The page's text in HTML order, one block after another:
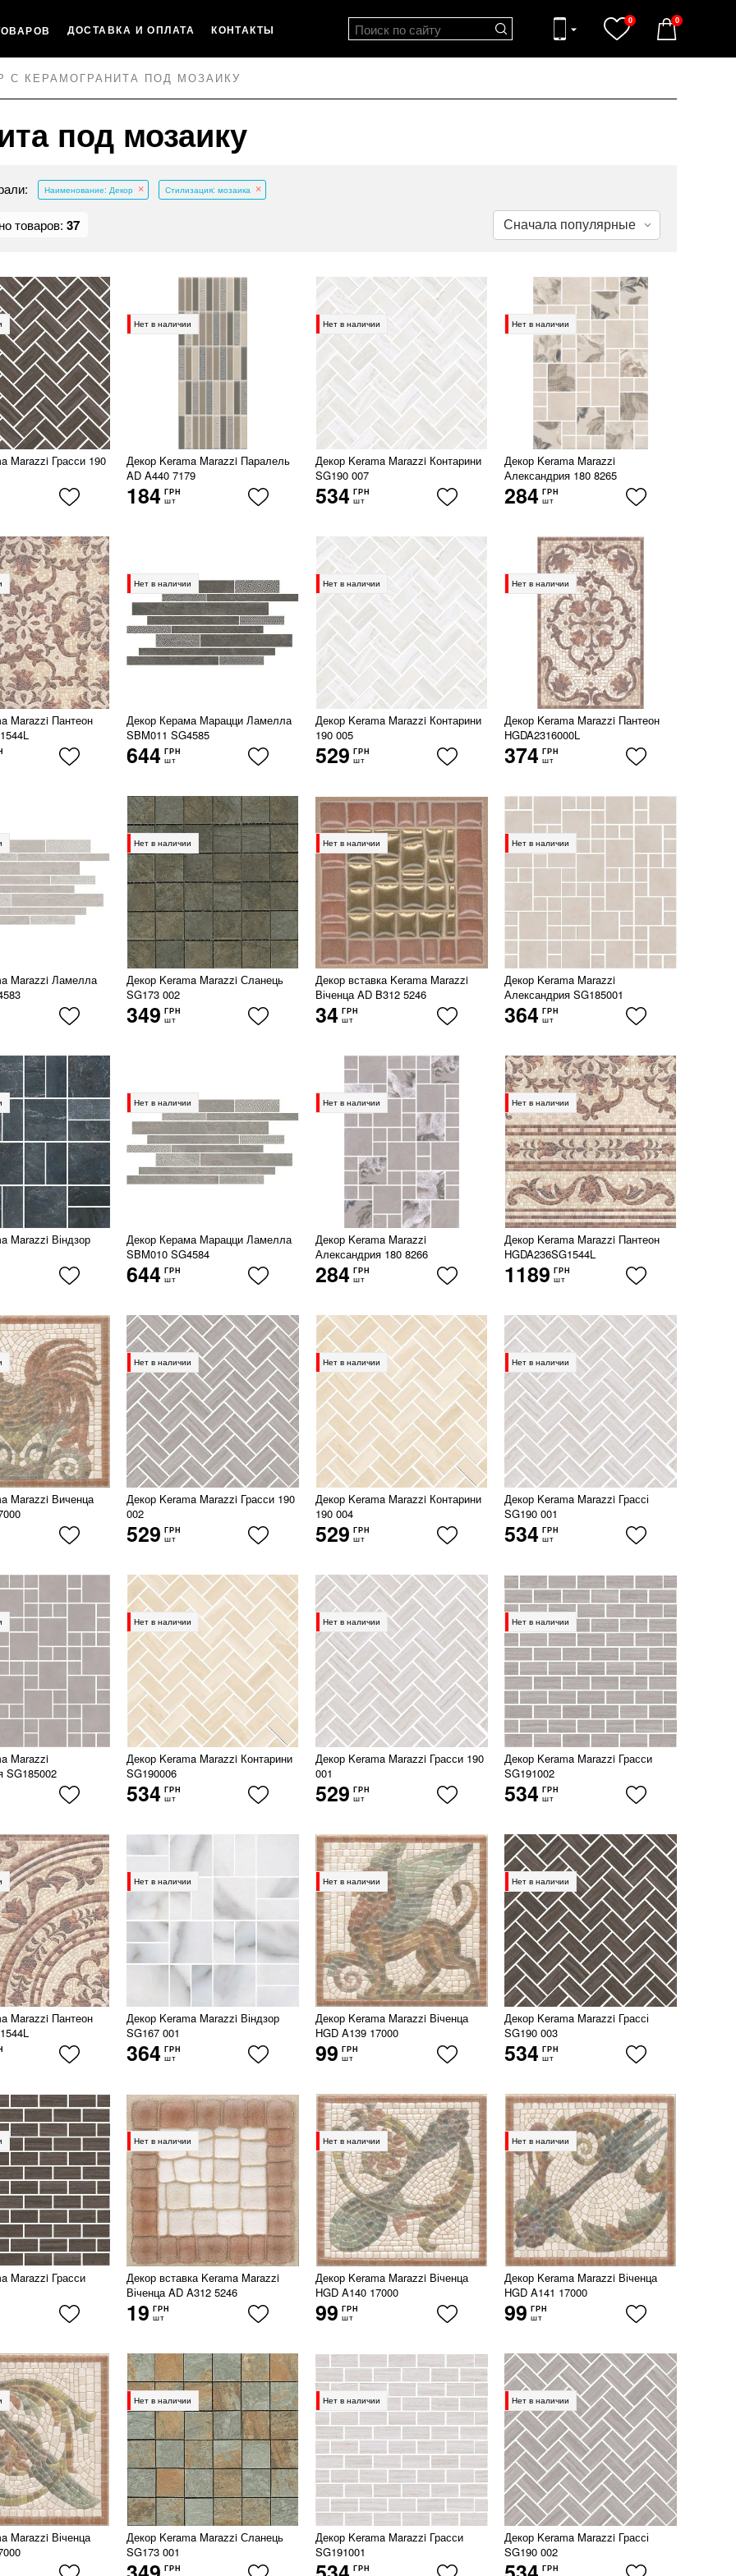
ДОСТАВКА И ОПЛАТА КОНТАКТЫ
0 0
С КЕРАМОГРАНИТА ПОД МОЗАИКУ
под мозаику
Наименование: Декор Стилизация: мозаика
товаров: 37
Marazzi Грасси 190
Нет в наличии
Декор Kerama Marazzi Паралель
AD A440 7179
184 ГРН
шт
Нет в наличии
Декор Kerama Marazzi Контарини
SG190 007
534 ГРН
шт
Нет в наличии
Декор Kerama Marazzi
Александрия 180 8265
284 ГРН
шт
Marazzi Пантеон
Нет в наличии
Декор Керама Марацци Ламелла
SBM011 SG4585
644 ГРН
шт
Нет в наличии
Декор Kerama Marazzi Контарини
190 005
529 ГРН
шт
Нет в наличии
Декор Kerama Marazzi Пантеон
HGDA2316000L
374 ГРН
шт
Marazzi Ламелла
Нет в наличии
Декор Kerama Marazzi Сланець
SG173 002
349 ГРН
шт
Нет в наличии
Декор вставка Kerama Marazzi
Віченца AD B312 5246
34 ГРН
шт
Нет в наличии
Декор Kerama Marazzi
Александрия SG185001
364 ГРН
шт
Marazzi Віндзор
Нет в наличии
Декор Керама Марацци Ламелла
SBM010 SG4584
644 ГРН
шт
Нет в наличии
Декор Kerama Marazzi
Александрия 180 8266
284 ГРН
шт
Нет в наличии
Декор Kerama Marazzi Пантеон
HGDA236SG1544L
1189 ГРН
шт
Marazzi Виченца
Нет в наличии
Декор Kerama Marazzi Грасси 190
002
529 ГРН
шт
Нет в наличии
Декор Kerama Marazzi Контарини
190 004
529 ГРН
шт
Нет в наличии
Декор Kerama Marazzi Грассі
SG190 001
534 ГРН
шт
Marazzi
SG185002
Нет в наличии
Декор Kerama Marazzi Контарини
SG190006
534 ГРН
шт
Нет в наличии
Декор Kerama Marazzi Грасси 190
001
529 ГРН
шт
Нет в наличии
Декор Kerama Marazzi Грасси
SG191002
534 ГРН
шт
Marazzi Пантеон
Нет в наличии
Декор Kerama Marazzi Віндзор
SG167 001
364 ГРН
шт
Нет в наличии
Декор Kerama Marazzi Віченца
HGD A139 17000
99 ГРН
шт
Нет в наличии
Декор Kerama Marazzi Грассі
SG190 003
534 ГРН
шт
Marazzi Грасси
Нет в наличии
Декор вставка Kerama Marazzi
Віченца AD A312 5246
19 ГРН
шт
Нет в наличии
Декор Kerama Marazzi Віченца
HGD A140 17000
99 ГРН
шт
Нет в наличии
Декор Kerama Marazzi Віченца
HGD A141 17000
99 ГРН
шт
Marazzi Віченца
Нет в наличии
Декор Kerama Marazzi Сланець
SG173 001
ГРН
Нет в наличии
Декор Kerama Marazzi Грасси
SG191001
ГРН
Нет в наличии
Декор Kerama Marazzi Грассі
SG190 002
ГРН